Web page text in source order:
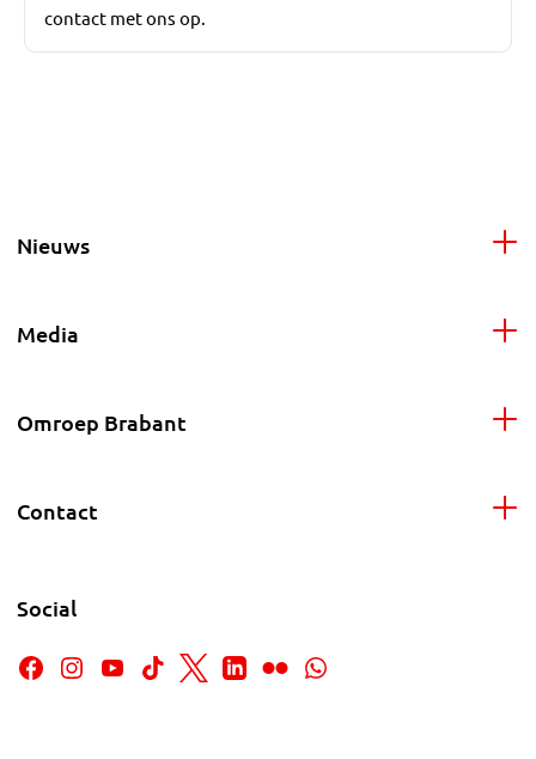
contact met ons op.
Nieuws
Media
Omroep Brabant
Contact
Social